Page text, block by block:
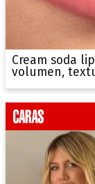
Cream soda
volumen,